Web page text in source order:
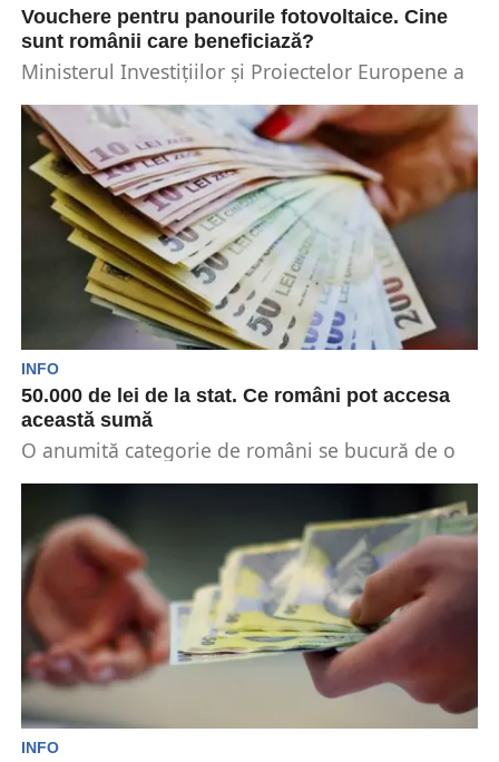
Vouchere pentru panourile fotovoltaice. Cine
sunt românii care beneficiază?
Ministerul Investițiilor și Proiectelor Europene a
destinat instalării panourilor solare. Sprijinul...
INFO
50.000 de lei de la stat. Ce români pot accesa
această sumă
O anumită categorie de români se bucură de o
INFO